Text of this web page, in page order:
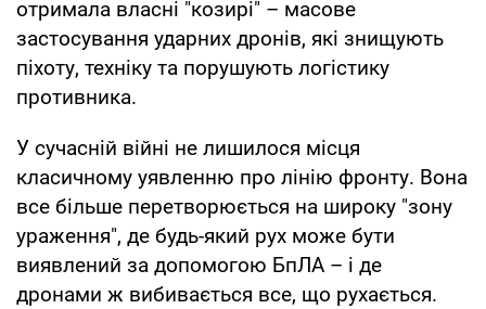
отримала власні "козирі" – масове
застосування ударних дронів, які знищують
піхоту, техніку та порушують логістику
противника.
У сучасній війні не лишилося місця
класичному уявленню про лінію фронту. Вона
все більше перетворюється на широку "зону
ураження", де будь-який рух може бути
виявлений за допомогою БпЛА – і де
дронами ж вибивається все, що рухається.